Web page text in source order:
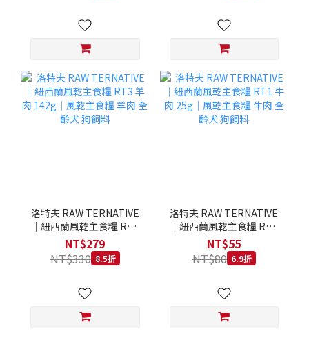
洛特夫 RAW TERNATIVE
｜紐西蘭風乾主食糧 RT3
羊肉 142g｜風乾主食糧 羊
肉 全齡犬 狗飼料
NT$279
NT$330 8.5折
洛特夫 RAW TERNATIVE
｜紐西蘭風乾主食糧 RT1
牛肉 25g｜風乾主食糧 牛
肉 全齡犬 狗飼料
NT$55
NT$80 6.9折